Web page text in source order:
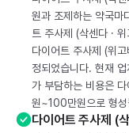
원과 조제하는 약국마
트 주사제 (삭센다 ·
다이어트 주사제 (위
정되었습니다. 현재
가 부담하는 비용은
원~100만원으로 형
다이어트 주사제 (